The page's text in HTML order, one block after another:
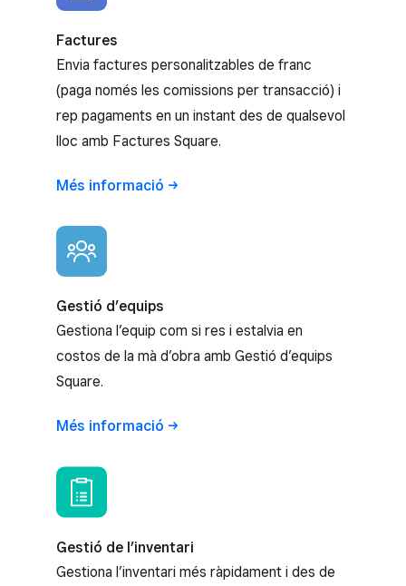
Factures
Envia factures personalitzables de franc
(paga només les comissions per transacció) i
rep pagaments en un instant des de qualsevol
lloc amb Factures Square.
Més informació
Gestió d’equips
Gestiona l’equip com si res i estalvia en
costos de la mà d’obra amb Gestió d’equips
Square.
Més informació
Gestió de l’inventari
Gestiona l’inventari més ràpidament i des de